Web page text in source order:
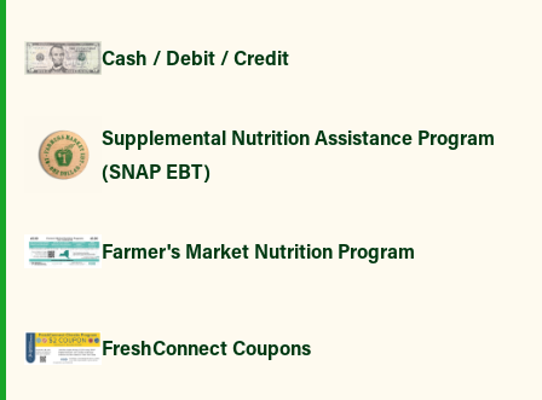
Cash / Debit / Credit
Supplemental Nutrition Assistance Program
(SNAP EBT)
Farmer's Market Nutrition Program
FreshConnect Coupons